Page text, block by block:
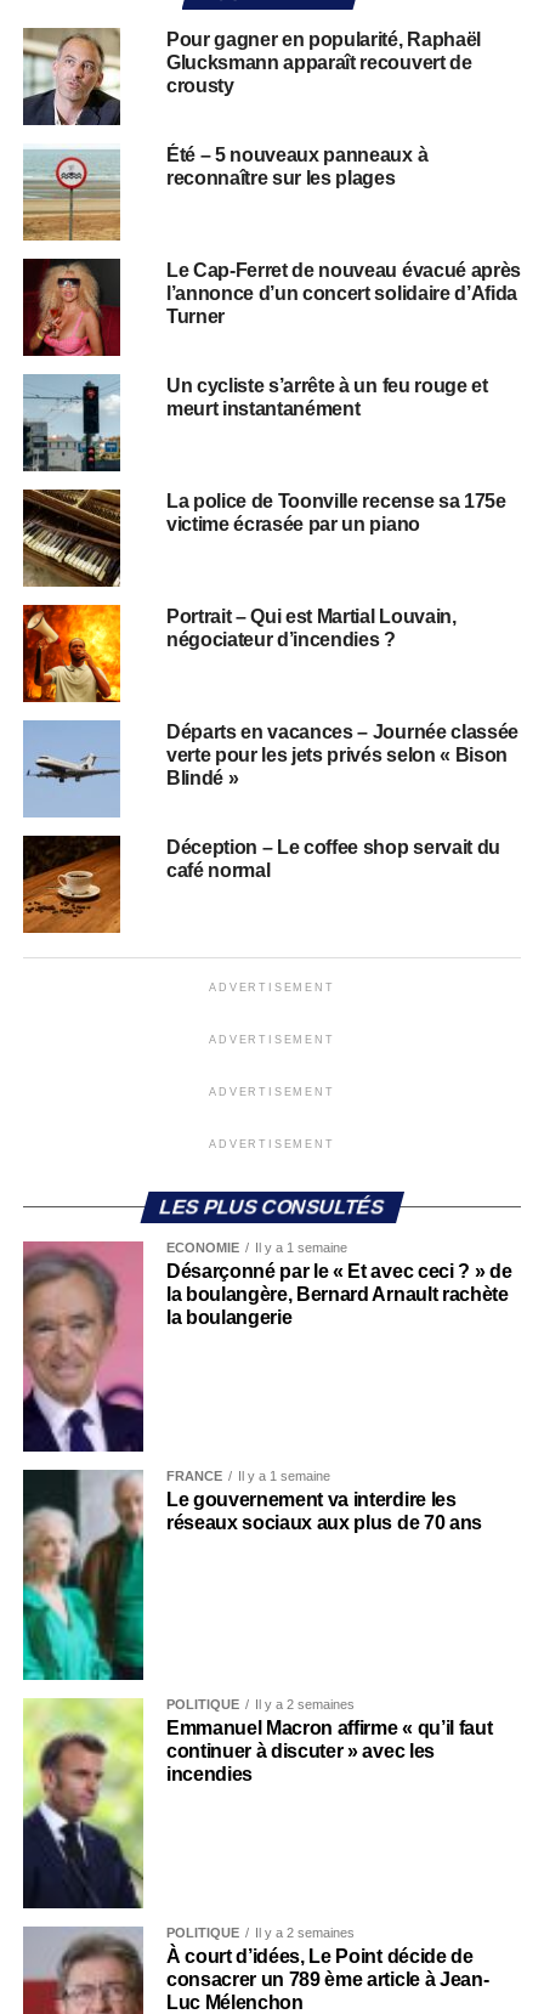
Pour gagner en popularité, Raphaël
Glucksmann apparaît recouvert de
crousty
Été – 5 nouveaux panneaux à
reconnaître sur les plages
Le Cap-Ferret de nouveau évacué après
l’annonce d’un concert solidaire d’Afida
Turner
Un cycliste s’arrête à un feu rouge et
meurt instantanément
La police de Toonville recense sa 175e
victime écrasée par un piano
Portrait – Qui est Martial Louvain,
négociateur d’incendies ?
Départs en vacances – Journée classée
verte pour les jets privés selon « Bison
Blindé »
Déception – Le coffee shop servait du
café normal
ADVERTISEMENT
ADVERTISEMENT
ADVERTISEMENT
ADVERTISEMENT
LES PLUS CONSULTÉS
ECONOMIE Il y a 1 semaine
Désarçonné par le « Et avec ceci ? » de
la boulangère, Bernard Arnault rachète
la boulangerie
FRANCE Il y a 1 semaine
Le gouvernement va interdire les
réseaux sociaux aux plus de 70 ans
POLITIQUE Il y a 2 semaines
Emmanuel Macron affirme « qu’il faut
continuer à discuter » avec les
incendies
POLITIQUE Il y a 2 semaines
À court d’idées, Le Point décide de
consacrer un 789 ème article à Jean-
Luc Mélenchon